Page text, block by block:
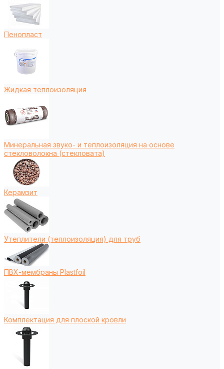
Пенопласт
Жидкая теплоизоляция
Минеральная звуко- и теплоизоляция на основе
стекловолокна (стекловата)
Керамзит
Утеплители (теплоизоляция) для труб
ПВХ-мембраны Plastfoil
Комплектация для плоской кровли